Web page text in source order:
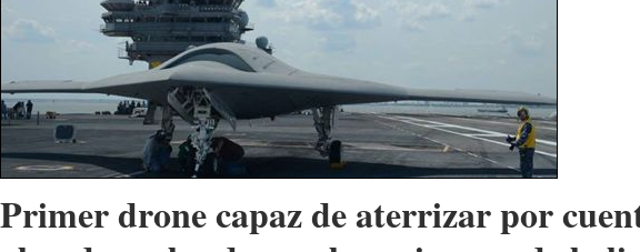
Primer drone capaz de aterrizar por